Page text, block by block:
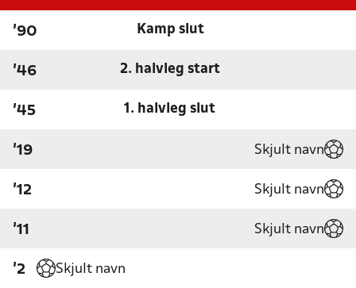
'90 Kamp slut
'46 2. halvleg start
'45 1. halvleg slut
'19 Skjult navn
'12 Skjult navn
'11 Skjult navn
'2 Skjult navn